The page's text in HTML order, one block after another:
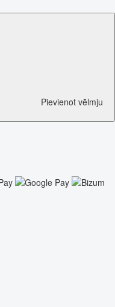
Pievienot vēlmju